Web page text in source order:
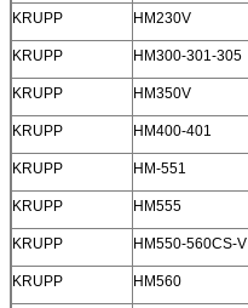
KRUPP HM230V
KRUPP HM300-301-305
KRUPP HM350V
KRUPP HM400-401
KRUPP HM-551
KRUPP HM555
KRUPP HM550-560CS-V
KRUPP HM560